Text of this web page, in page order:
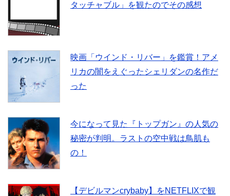
o
k
e
タッチャブル」を観たのでその感想
映画「ウインド・リバー」を鑑賞！アメ
リカの闇をえぐったシェリダンの名作だ
った
今になって見た『トップガン』の人気の
秘密が判明。ラストの空中戦は鳥肌も
の！
【デビルマンcrybaby】をNETFLIXで観